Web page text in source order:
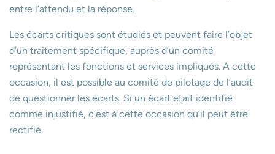
entre l’attendu et la réponse.
Les écarts critiques sont étudiés et peuvent faire l’objet
d’un traitement spécifique, auprès d’un comité
représentant les fonctions et services impliqués. A cette
occasion, il est possible au comité de pilotage de l’audit
de questionner les écarts. Si un écart était identifié
comme injustifié, c’est à cette occasion qu’il peut être
rectifié.